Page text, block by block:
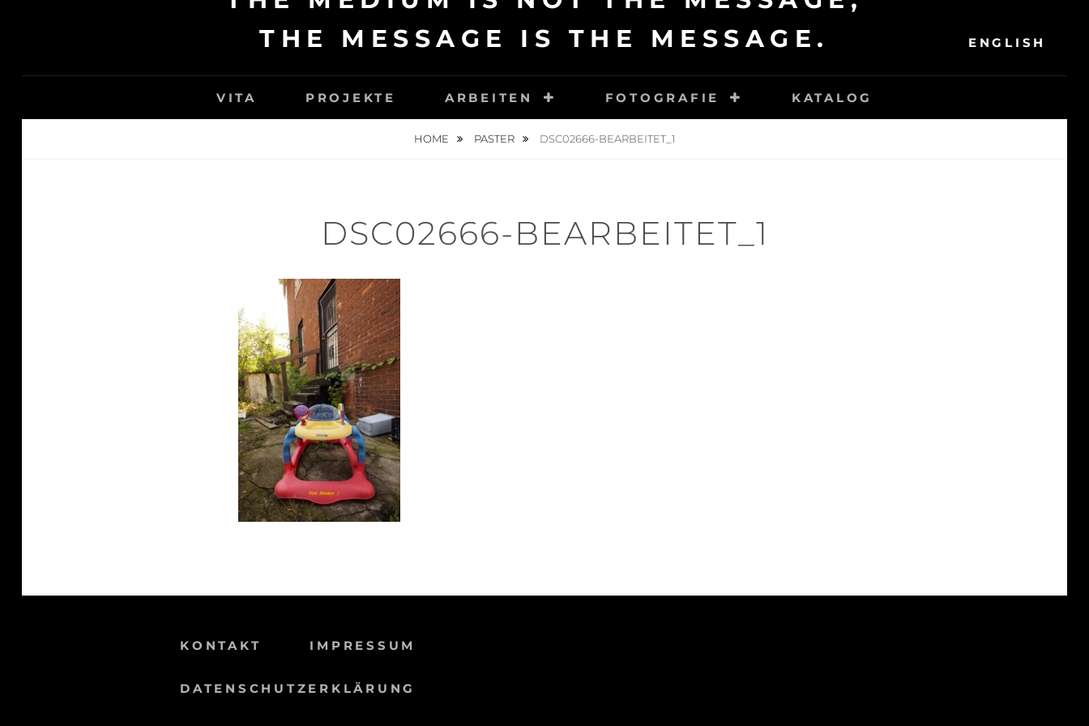
THE MESSAGE IS THE MESSAGE.
ENGLISH
VITA PROJEKTE ARBEITEN FOTOGRAFIE KATALOG
HOME PASTER DSC02666-BEARBEITET_1
DSC02666-BEARBEITET_1
KONTAKT IMPRESSUM
DATENSCHUTZERKLÄRUNG